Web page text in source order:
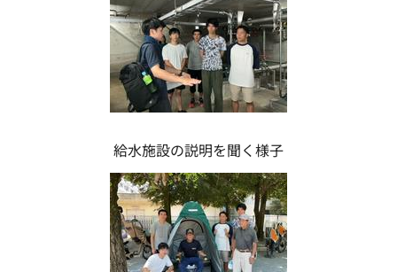
給水施設の説明を聞く様子